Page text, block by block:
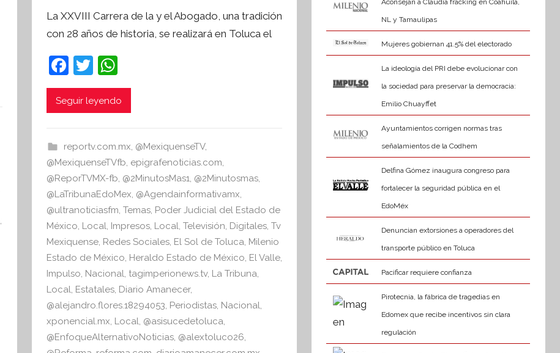
,
r
S
s
I
n
f
o
r
m
a
t
i
v
a
La XXVIII Carrera de la y el Abogado, una tradición
con 28 años de historia, se realizará en Toluca el
F
a
c
b
o
o
k
T
w
itt
h
at
A
p
p
Seguir leyendo
reportv.com.mx, @MexiquenseTV,
@MexiquenseTVfb, epigrafenoticias.com,
@ReporTVMX-fb, @2MinutosMas1, @2Minutosmas,
@LaTribunaEdoMex, @Agendainformativamx,
@ultranoticiasfm,Temas, Poder Judicial del Estado de
México, Local, Impresos, Local,Televisión, Digitales,Tv
Mexiquense, Redes Sociales, El Sol de Toluca, Milenio
Estado de México, Heraldo Estado de México, El Valle,
Impulso, Nacional, tagimperionews.tv, La Tribuna,
Local, Estatales, Diario Amanecer,
@alejandro.flores.18294053, Periodistas, Nacional,
xponencial.mx, Local, @asisucedetoluca,
@EnfoqueAlternativoNoticias, @alextoluco26,
Aconsejan a Claudia fracking en Coahuila,
NL y Tamaulipas
Mujeres gobiernan 41.5% del electorado
La ideología del PRI debe evolucionar con
la sociedad para preservar la democracia:
Emilio Chuayffet
Ayuntamientos corrigen normas tras
señalamientos de la Codhem
Delfina Gómez inaugura congreso para
fortalecer la seguridad pública en el
EdoMéx
Denuncian extorsiones a operadores del
transporte público en Toluca
Pacificar requiere confianza
Pirotecnia, la fábrica de tragedias en
Edomex que recibe incentivos sin clara
regulación